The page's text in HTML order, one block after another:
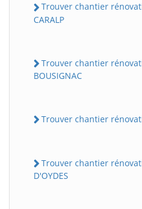
Trouver chantier
CARALP
Trouver chantier
BOUSIGNAC
Trouver chantier
Trouver chantier
D'OYDES